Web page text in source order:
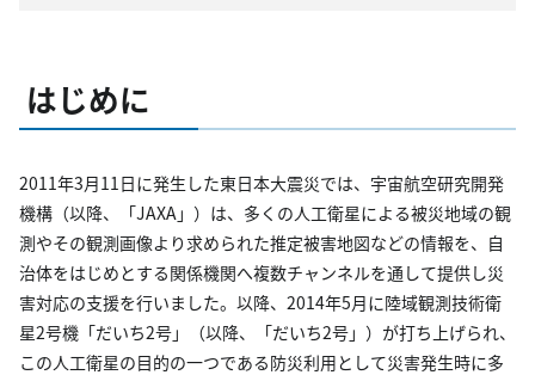
はじめに
2011年3月11日に発生した東日本大震災では、宇宙航空研究開発
機構（以降、「JAXA」）は、多くの人工衛星による被災地域の観
測やその観測画像より求められた推定被害地図などの情報を、自
治体をはじめとする関係機関へ複数チャンネルを通して提供し災
害対応の支援を行いました。以降、2014年5月に陸域観測技術衛
星2号機「だいち2号」（以降、「だいち2号」）が打ち上げられ、
この人工衛星の目的の一つである防災利用として災害発生時に多